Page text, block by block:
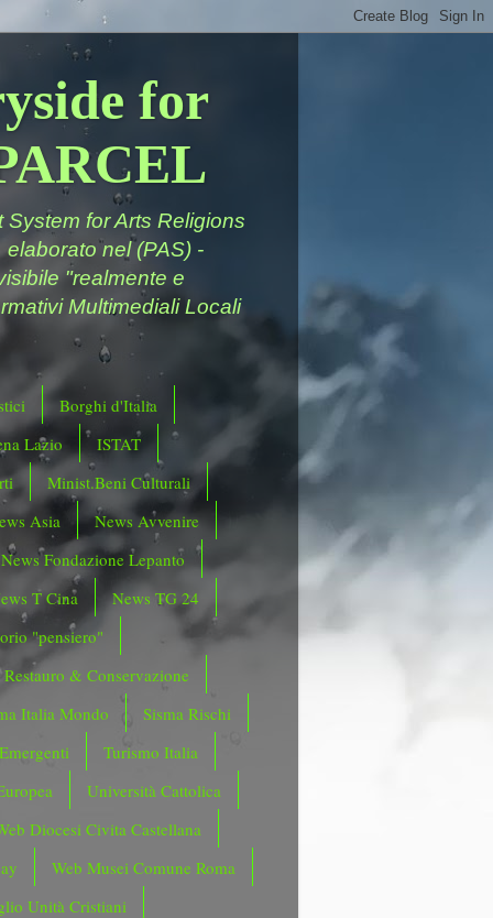
for
for Arts Religions
nel (PAS) -
"realmente e
Multimediali Locali
Borghi d'Italia
Lazio
ISTAT
Minist.Beni Culturali
Asia
News Avvenire
News Fondazione Lepanto
T Cina
News TG 24
"pensiero"
Restauro & Conservazione
Italia Mondo
Sisma Rischi
Turismo Italia
Università Cattolica
Diocesi Civita Castellana
Web Musei Comune Roma
Unità Cristiani